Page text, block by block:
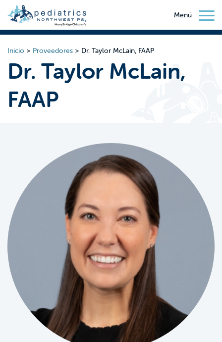
Menú
Inicio > Proveedores > Dr. Taylor McLain, FAAP
Dr. Taylor McLain,
FAAP